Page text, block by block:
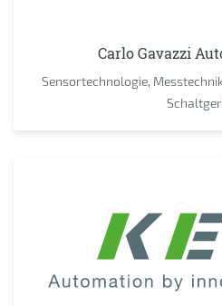
Carlo Gavazzi
Sensortechnologie,